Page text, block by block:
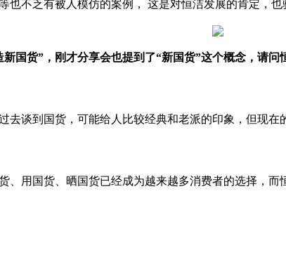
也不乏有被人模仿的案例， 这是对恒洁发展的肯定，
国货”，刚才分享会也提到了“新国货”这个概念，请
谈到国货，可能给人比较经典和老派的印象，但现在
、用国货、晒国货已经成为越来越多消费者的选择，